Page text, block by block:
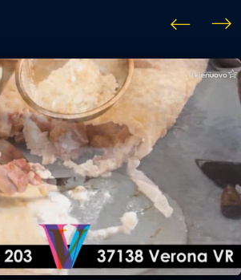
UN INFERNO
Gazzini
SULLA COLLINA 2
Poli
E’ GALANTUOMO